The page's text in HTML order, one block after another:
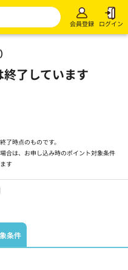
会員登録 ログイン
終了しています
了時点のものです。
合は、お申し込み時のポイント対象条件
す
条件